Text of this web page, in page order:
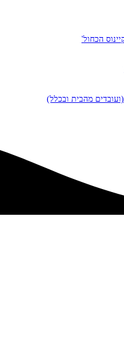
הכחול'
מהבית ובכלל)